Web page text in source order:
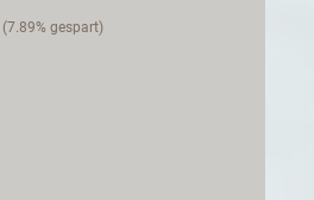
(7.89% gespart)